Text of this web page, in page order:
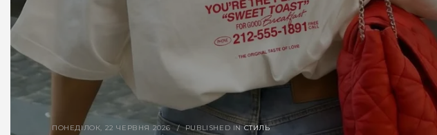
ПОНЕДІЛОК, 22 ЧЕРВНЯ 2026 / PUBLISHED INСТИЛЬ